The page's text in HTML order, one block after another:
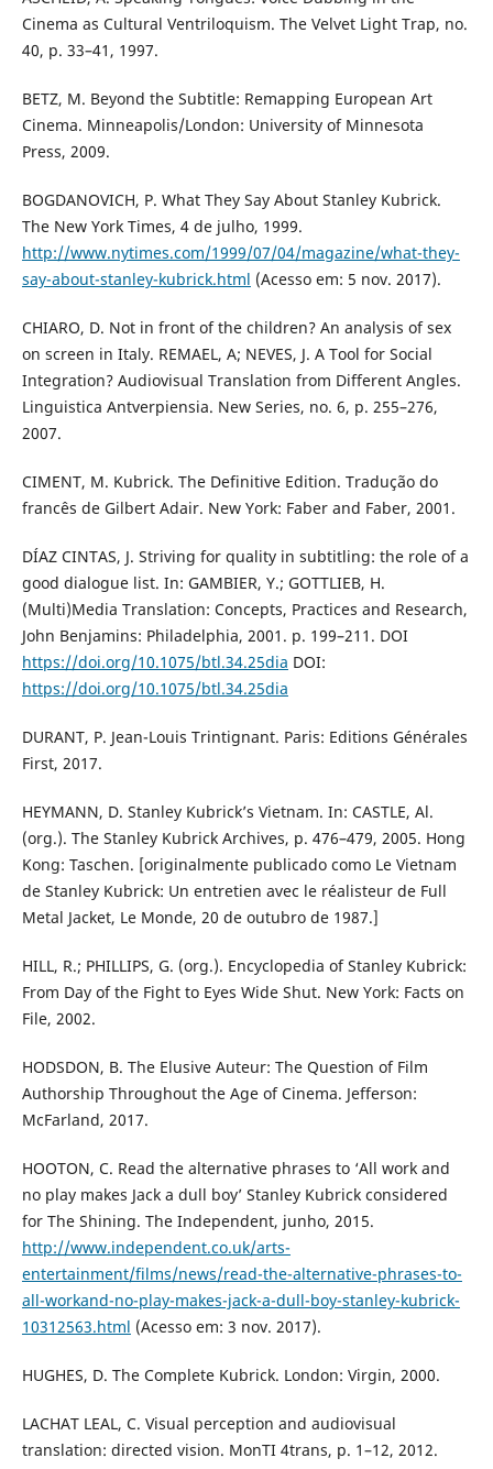
Cinema as Cultural Ventriloquism. The Velvet Light Trap, no.
40, p. 33–41, 1997.
BETZ, M. Beyond the Subtitle: Remapping European Art
Cinema. Minneapolis/London: University of Minnesota
Press, 2009.
BOGDANOVICH, P. What They Say About Stanley Kubrick.
The New York Times, 4 de julho, 1999.
http://www.nytimes.com/1999/07/04/magazine/what-they-
say-about-stanley-kubrick.html (Acesso em: 5 nov. 2017).
CHIARO, D. Not in front of the children? An analysis of sex
on screen in Italy. REMAEL, A; NEVES, J. A Tool for Social
Integration? Audiovisual Translation from Different Angles.
Linguistica Antverpiensia. New Series, no. 6, p. 255–276,
2007.
CIMENT, M. Kubrick. The Definitive Edition. Tradução do
francês de Gilbert Adair. New York: Faber and Faber, 2001.
DÍAZ CINTAS, J. Striving for quality in subtitling: the role of a
good dialogue list. In: GAMBIER, Y.; GOTTLIEB, H.
(Multi)Media Translation: Concepts, Practices and Research,
John Benjamins: Philadelphia, 2001. p. 199–211. DOI
https://doi.org/10.1075/btl.34.25dia DOI:
https://doi.org/10.1075/btl.34.25dia
DURANT, P. Jean-Louis Trintignant. Paris: Editions Générales
First, 2017.
HEYMANN, D. Stanley Kubrick’s Vietnam. In: CASTLE, Al.
(org.). The Stanley Kubrick Archives, p. 476–479, 2005. Hong
Kong: Taschen. [originalmente publicado como Le Vietnam
de Stanley Kubrick: Un entretien avec le réalisteur de Full
Metal Jacket, Le Monde, 20 de outubro de 1987.]
HILL, R.; PHILLIPS, G. (org.). Encyclopedia of Stanley Kubrick:
From Day of the Fight to Eyes Wide Shut. New York: Facts on
File, 2002.
HODSDON, B. The Elusive Auteur: The Question of Film
Authorship Throughout the Age of Cinema. Jefferson:
McFarland, 2017.
HOOTON, C. Read the alternative phrases to ‘All work and
no play makes Jack a dull boy’ Stanley Kubrick considered
for The Shining. The Independent, junho, 2015.
http://www.independent.co.uk/arts-
entertainment/films/news/read-the-alternative-phrases-to-
all-workand-no-play-makes-jack-a-dull-boy-stanley-kubrick-
10312563.html (Acesso em: 3 nov. 2017).
HUGHES, D. The Complete Kubrick. London: Virgin, 2000.
LACHAT LEAL, C. Visual perception and audiovisual
translation: directed vision. MonTI 4trans, p. 1–12, 2012.